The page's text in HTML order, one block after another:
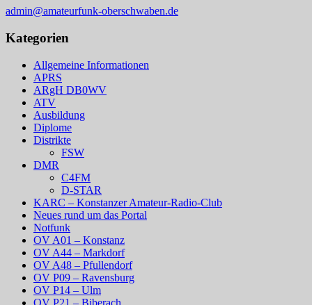
admin@amateurfunk-oberschwaben.de
Kategorien
Allgemeine Informationen
APRS
ARgH DB0WV
ATV
Ausbildung
Diplome
Distrikte
FSW
DMR
C4FM
D-STAR
KARC – Konstanzer Amateur-Radio-Club
Neues rund um das Portal
Notfunk
OV A01 – Konstanz
OV A44 – Markdorf
OV A48 – Pfullendorf
OV P09 – Ravensburg
OV P14 – Ulm
OV P21 – Biberach